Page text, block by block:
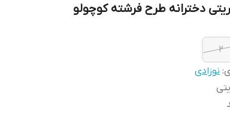
دخترانه طرح فرشته کوچولو
۲
: نوزادی